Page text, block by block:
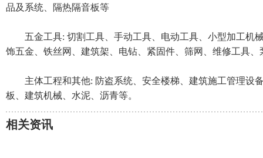
品及系统、隔热隔音板等
五金工具: 切割工具、手动工具、电动工具、小型加工机
饰五金、铁丝网、建筑架、电钻、紧固件、筛网、维修工具
主体工程和其他: 防盗系统、安全楼梯、建筑施工管理设
板、建筑机械、水泥、沥青等。
相关资讯